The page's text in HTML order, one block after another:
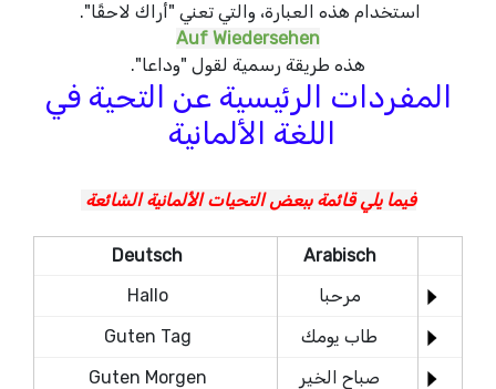
استخدام هذه العبارة، والتي تعني "أراك لاحقًا".
Auf Wiedersehen
هذه طريقة رسمية لقول "وداعا".
المفردات الرئيسية عن التحية في
اللغة الألمانية
فيما يلي قائمة ببعض التحيات الألمانية الشائعة
Deutsch
Arabisch
Hallo
مرحبا
Guten Tag
طاب يومك
Guten Morgen
صباح الخير